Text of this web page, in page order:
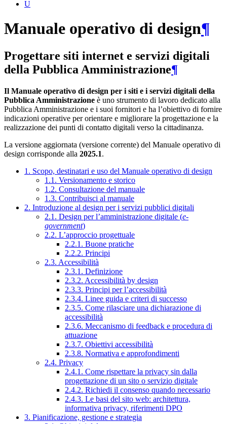
U
Manuale operativo di design¶
Progettare siti internet e servizi digitali
della Pubblica Amministrazione¶
Il Manuale operativo di design per i siti e i servizi digitali della
Pubblica Amministrazione è uno strumento di lavoro dedicato alla
Pubblica Amministrazione e i suoi fornitori e ha l’obiettivo di fornire
indicazioni operative per orientare e migliorare la progettazione e la
realizzazione dei punti di contatto digitali verso la cittadinanza.
La versione aggiornata (versione corrente) del Manuale operativo di
design corrisponde alla 2025.1.
1. Scopo, destinatari e uso del Manuale operativo di design
1.1. Versionamento e storico
1.2. Consultazione del manuale
1.3. Contribuisci al manuale
2. Introduzione al design per i servizi pubblici digitali
2.1. Design per l’amministrazione digitale (e-
government)
2.2. L’approccio progettuale
2.2.1. Buone pratiche
2.2.2. Principi
2.3. Accessibilità
2.3.1. Definizione
2.3.2. Accessibilità by design
2.3.3. Principi per l’accessibilità
2.3.4. Linee guida e criteri di successo
2.3.5. Come rilasciare una dichiarazione di
accessibilità
2.3.6. Meccanismo di feedback e procedura di
attuazione
2.3.7. Obiettivi accessibilità
2.3.8. Normativa e approfondimenti
2.4. Privacy
2.4.1. Come rispettare la privacy sin dalla
progettazione di un sito o servizio digitale
2.4.2. Richiedi il consenso quando necessario
2.4.3. Le basi del sito web: architettura,
informativa privacy, riferimenti DPO
3. Pianificazione, gestione e strategia